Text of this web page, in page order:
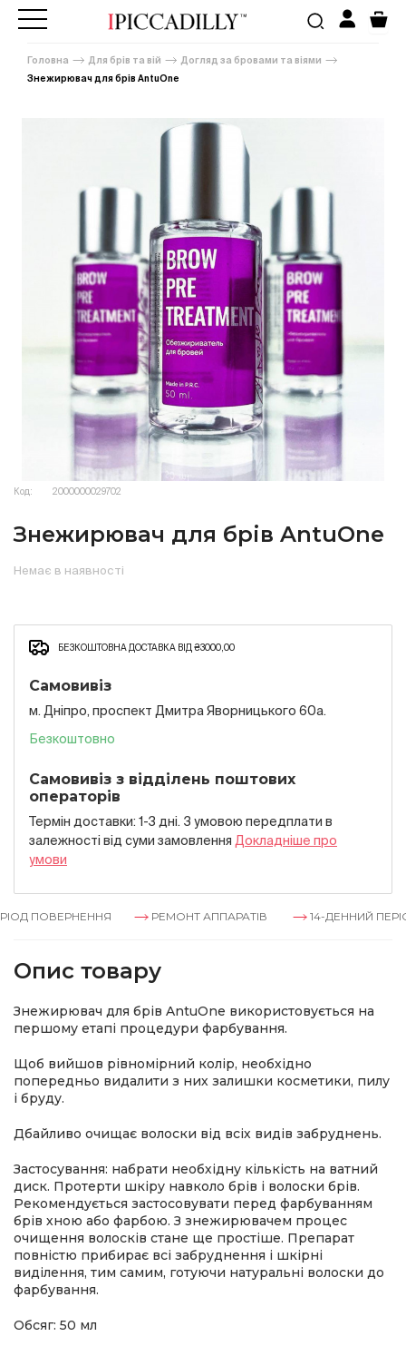
Головна Для брів та вій
Догляд за бровами та віями
Знежирювач для брів AntuOne
Код: 2000000029702
Знежирювач для брів AntuOne
Немає в наявності
БЕЗКОШТОВНА ДОСТАВКА ВІД ₴3000,00
Самовивіз
м. Дніпро, проспект Дмитра Яворницького 60а.
Безкоштовно
Самовивіз з відділень поштових
операторів
Термін доставки: 1-3 дні. З умовою передплати в
залежностi вiд суми замовлення Докладнiше про
умови
ПОВЕРНЕННЯ РЕМОНТ АППАРАТІВ 14-ДЕННИЙ
Опис товару
Знежирювач для брів AntuOne використовується на
першому етапі процедури фарбування.
Щоб вийшов рівномірний колір, необхідно
попередньо видалити з них залишки косметики, пилу
і бруду.
Дбайливо очищає волоски від всіх видів забруднень.
Застосування: набрати необхідну кількість на ватний
диск. Протерти шкіру навколо брів і волоски брів.
Рекомендується застосовувати перед фарбуванням
брів хною або фарбою. З знежирювачем процес
очищення волосків стане ще простіше. Препарат
повністю прибирає всі забруднення і шкірні
виділення, тим самим, готуючи натуральні волоски до
фарбування.
Обсяг: 50 мл